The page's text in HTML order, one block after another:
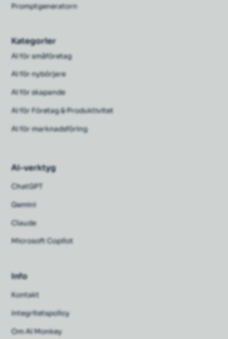
Promptgeneratorn
Kategorier
AI för småföretag
AI för nybörjare
AI för skapande
AI för Företag & Produktivitet
AI för marknadsföring
AI-verktyg
ChatGPT
Gemini
Claude
Microsoft Copilot
Info
Kontakt
Integritetspolicy
Om AI Monkey